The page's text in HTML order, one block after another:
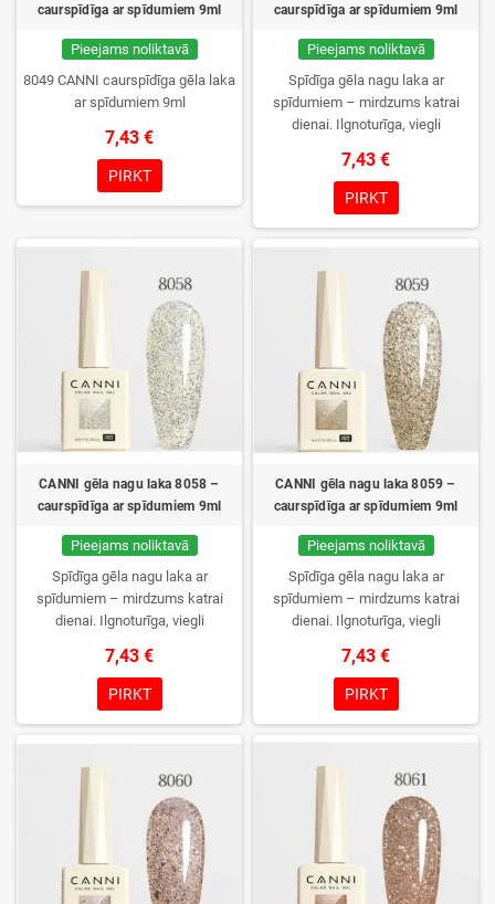
caurspīdīga ar spīdumiem 9ml
Pieejams noliktavā
8049 CANNI caurspīdīga gēla laka
ar spīdumiem 9ml
7,43 €
PIRKT
caurspīdīga ar spīdumiem 9ml
Pieejams noliktavā
Spīdīga gēla nagu laka ar
spīdumiem – mirdzums katrai
dienai. Ilgnoturīga, viegli
prasībām.
7,43 €
PIRKT
CANNI gēla nagu laka 8058 –
caurspīdīga ar spīdumiem 9ml
Pieejams noliktavā
Spīdīga gēla nagu laka ar
spīdumiem – mirdzums katrai
dienai. Ilgnoturīga, viegli
prasībām.
7,43 €
PIRKT
CANNI gēla nagu laka 8059 –
caurspīdīga ar spīdumiem 9ml
Pieejams noliktavā
Spīdīga gēla nagu laka ar
spīdumiem – mirdzums katrai
dienai. Ilgnoturīga, viegli
prasībām.
7,43 €
PIRKT